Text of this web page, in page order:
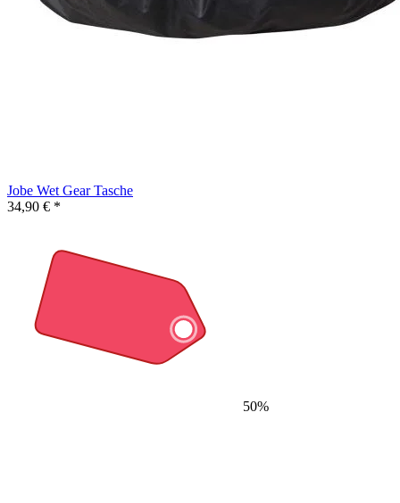
Jobe Wet Gear Tasche
34,90 € *
50%